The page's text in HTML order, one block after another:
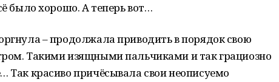
было хорошо. А теперь вот…
– продолжала приводить в порядок свою
Такими изящными пальчиками и так грациозно
Так красиво причёсывала свои неописуемо